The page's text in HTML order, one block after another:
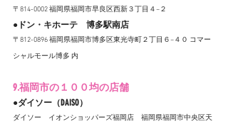
〒814-0002 福岡県福岡市早良区西新３丁目４−２
●ドン・キホーテ　博多駅南店
〒812-0896 福岡県福岡市博多区東光寺町２丁目６−４０ コマー
シャルモール博多 内
9.福岡市の１００均の店舗
●ダイソー（DAISO）
ダイソー　イオンショッパーズ福岡店　福岡県福岡市中央区天